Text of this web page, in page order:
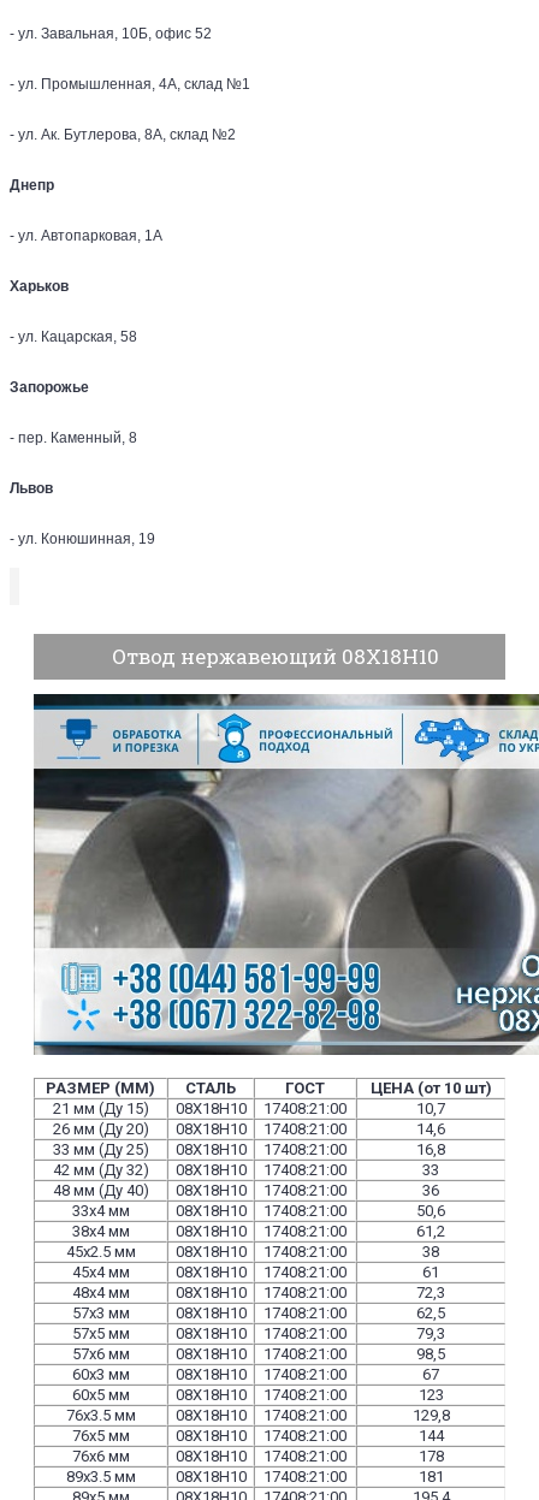
- ул. Завальная, 10Б, офис 52
- ул. Промышленная, 4А, склад №1
- ул. Ак. Бутлерова, 8А, склад №2
Днепр
- ул. Автопарковая, 1А
Харьков
- ул. Кацарская, 58
Запорожье
- пер. Каменный, 8
Львов
- ул. Конюшинная, 19
Отвод нержавеющий 08Х18Н10
РАЗМЕР (ММ) СТАЛЬ ГОСТ
ЦЕНА (от 10 шт)
21 мм (Ду 15)
08Х18Н10 17408:21:00
10,7
26 мм (Ду 20)
08Х18Н10 17408:21:00
14,6
33 мм (Ду 25)
08Х18Н10 17408:21:00
16,8
42 мм (Ду 32)
08Х18Н10 17408:21:00
33
48 мм (Ду 40)
08Х18Н10 17408:21:00
36
33х4 мм
08Х18Н10 17408:21:00
50,6
38х4 мм
08Х18Н10 17408:21:00
61,2
45х2.5 мм
08Х18Н10 17408:21:00
38
45х4 мм
08Х18Н10 17408:21:00
61
48х4 мм
08Х18Н10 17408:21:00
72,3
57х3 мм
08Х18Н10 17408:21:00
62,5
57х5 мм
08Х18Н10 17408:21:00
79,3
57х6 мм
08Х18Н10 17408:21:00
98,5
60х3 мм
08Х18Н10 17408:21:00
67
60х5 мм
08Х18Н10 17408:21:00
123
76х3.5 мм
08Х18Н10 17408:21:00
129,8
76х5 мм
08Х18Н10 17408:21:00
144
76х6 мм
08Х18Н10 17408:21:00
178
89х3.5 мм
08Х18Н10 17408:21:00
181